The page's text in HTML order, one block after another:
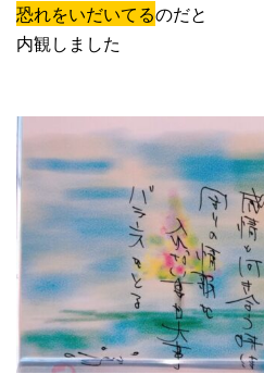
恐れをいだいてるのだと
内観しました